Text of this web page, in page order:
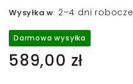
Wysyłka w: 2–4 dni robocze
Darmowa wysyłka
589,00 zł